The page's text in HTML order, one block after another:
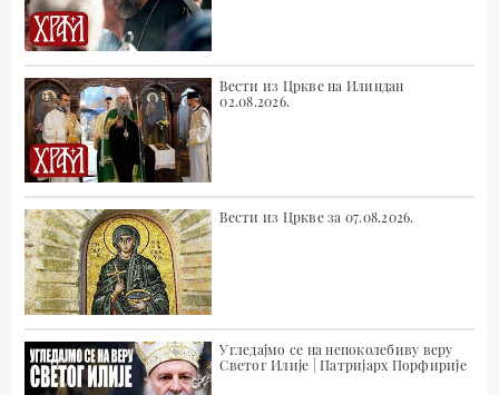
Вести из Цркве на Илиндан
02.08.2026.
Вести из Цркве за 07.08.2026.
Угледајмо се на непоколебиву веру
Светог Илије | Патријарх Порфирије